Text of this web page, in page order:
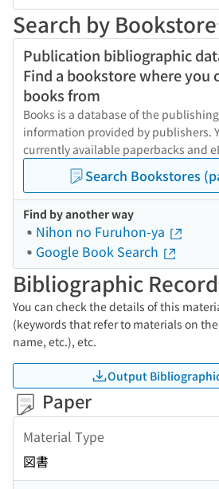
Search by Bookstore
Publication bibliographic
Find a bookstore where you
books from
Books is a database of the
information provided by publishers.
currently available paperbacks and
Search Bookstores
Find by another way
Nihon no Furuhon-ya
Google Book Search
Bibliographic Record
You can check the details of this
(keywords that refer to materials on
name, etc.), etc.
Output
Paper
Material Type
図書